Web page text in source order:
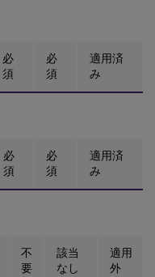
必
須
必
須
適用済
み
必
須
必
須
適用済
み
不
要
該当
なし
適用
外